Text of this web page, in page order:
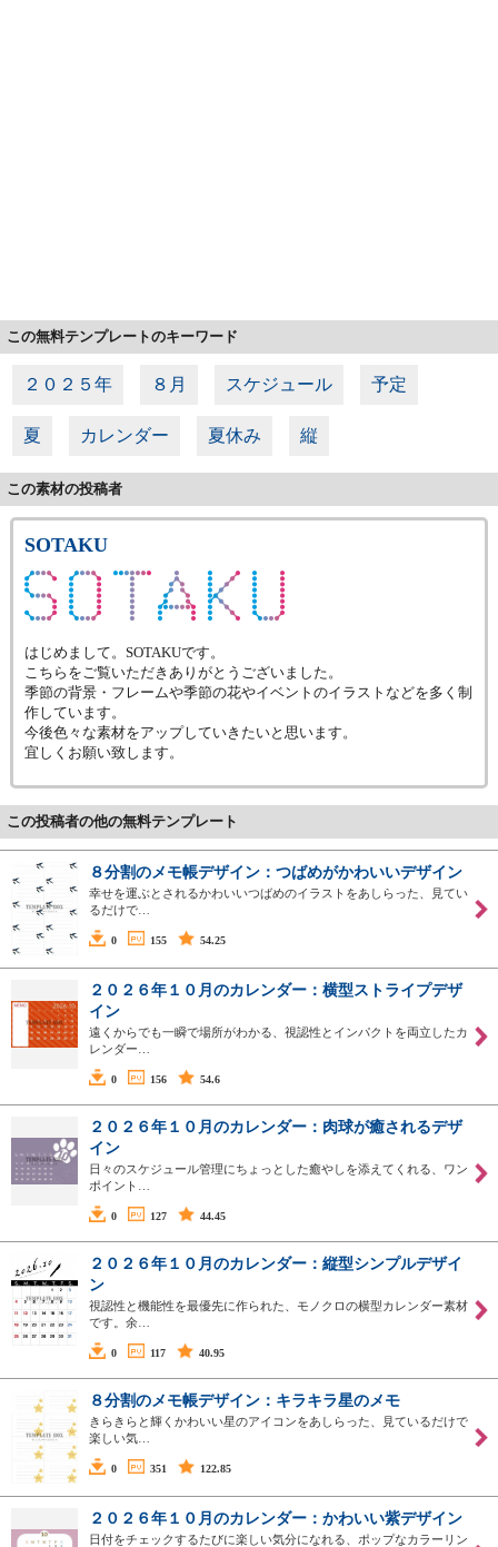
この無料テンプレートのキーワード
２０２５年 ８月 スケジュール 予定
夏 カレンダー 夏休み 縦
この素材の投稿者
SOTAKU
はじめまして。SOTAKUです。
こちらをご覧いただきありがとうございました。
季節の背景・フレームや季節の花やイベントのイラストなどを多く制
作しています。
今後色々な素材をアップしていきたいと思います。
宜しくお願い致します。
この投稿者の他の無料テンプレート
８分割のメモ帳デザイン：つばめがかわいいデザイン
幸せを運ぶとされるかわいいつばめのイラストをあしらった、見てい
るだけで…
0 155 54.25
２０２６年１０月のカレンダー：横型ストライプデザ
イン
遠くからでも一瞬で場所がわかる、視認性とインパクトを両立したカ
レンダー…
0 156 54.6
２０２６年１０月のカレンダー：肉球が癒されるデザ
イン
日々のスケジュール管理にちょっとした癒やしを添えてくれる、ワン
ポイント…
0 127 44.45
２０２６年１０月のカレンダー：縦型シンプルデザイ
ン
視認性と機能性を最優先に作られた、モノクロの横型カレンダー素材
です。余…
0 117 40.95
８分割のメモ帳デザイン：キラキラ星のメモ
きらきらと輝くかわいい星のアイコンをあしらった、見ているだけで
楽しい気…
0 351 122.85
２０２６年１０月のカレンダー：かわいい紫デザイン
日付をチェックするたびに楽しい気分になれる、ポップなカラーリン